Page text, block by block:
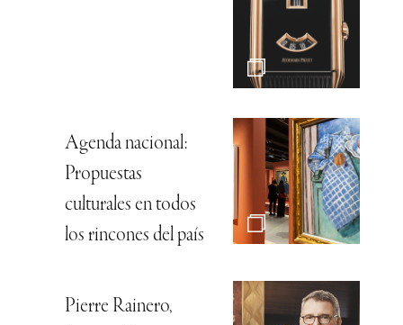
Agenda nacional:
Propuestas
culturales en todos
los rincones del país
Pierre Rainero,